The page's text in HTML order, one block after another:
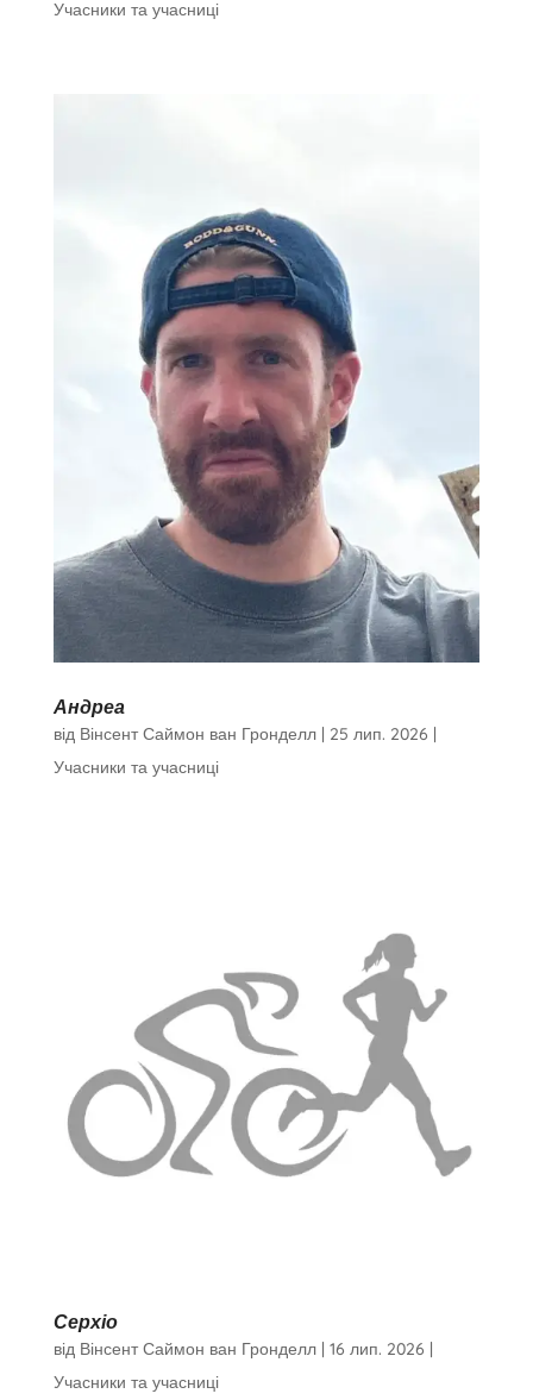
Учасники та учасниці
Андреа
від Вінсент Саймон ван Гронделл| 25 лип. 2026 |
Учасники та учасниці
Серхіо
від Вінсент Саймон ван Гронделл| 16 лип. 2026 |
Учасники та учасниці